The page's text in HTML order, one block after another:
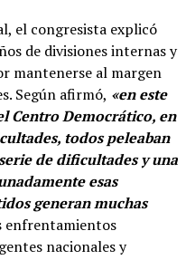
el congresista explicó
de divisiones internas y
mantenerse al margen
Según afirmó, «en este
Centro Democrático, en
todos peleaban
de dificultades y una
esas
generan muchas
enfrentamientos
nacionales y